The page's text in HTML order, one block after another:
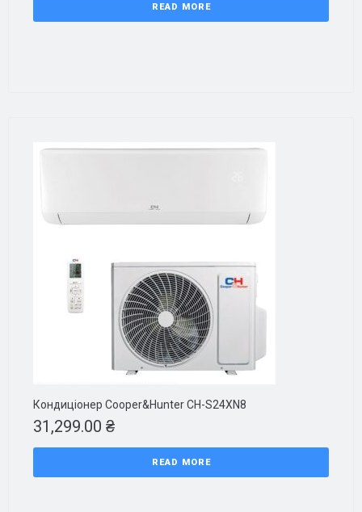
READ MORE
Кондиціонер Cooper&Hunter CH-S24XN8
31,299.00 ₴
READ MORE